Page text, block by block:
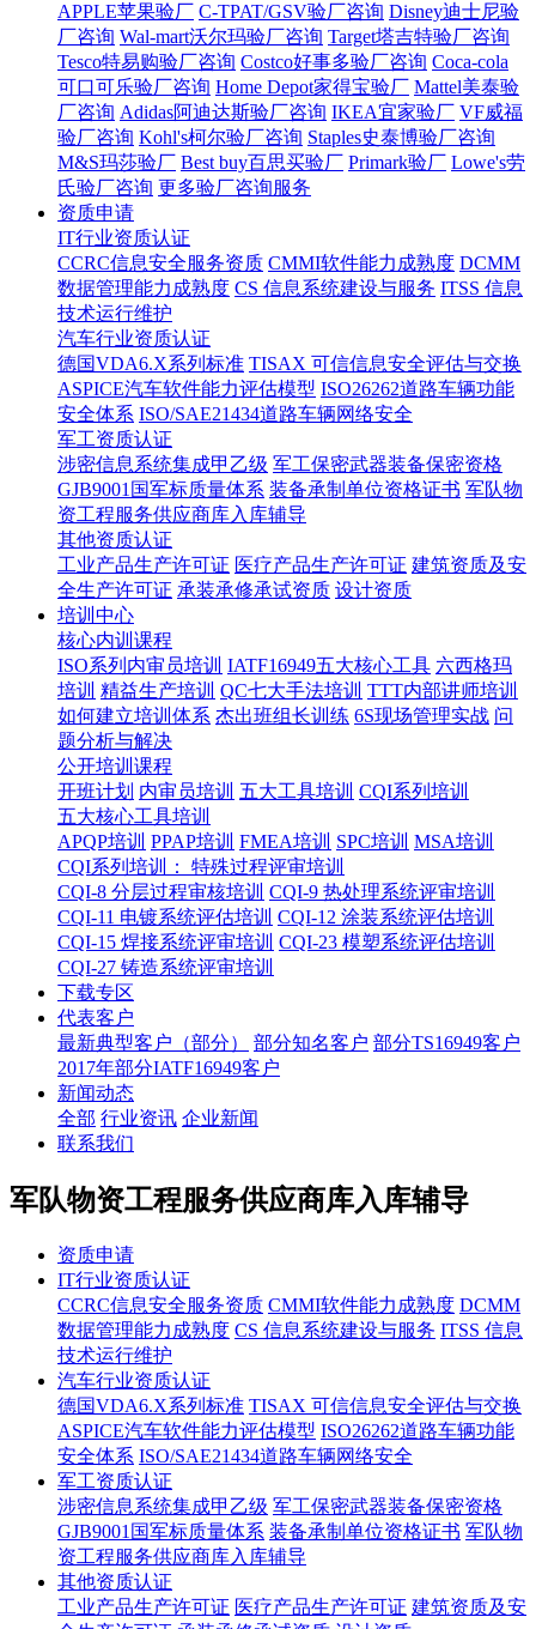
APPLE苹果验厂 C-TPAT/GSV验厂咨询 Disney迪士尼验
厂咨询 Wal-mart沃尔玛验厂咨询 Target塔吉特验厂咨询
Tesco特易购验厂咨询 Costco好事多验厂咨询 Coca-cola
可口可乐验厂咨询 Home Depot家得宝验厂 Mattel美泰验
厂咨询 Adidas阿迪达斯验厂咨询 IKEA宜家验厂 VF威福
验厂咨询 Kohl's柯尔验厂咨询 Staples史泰博验厂咨询
M&S玛莎验厂 Best buy百思买验厂 Primark验厂 Lowe's劳
氏验厂咨询 更多验厂咨询服务
资质申请
IT行业资质认证
CCRC信息安全服务资质 CMMI软件能力成熟度 DCMM
数据管理能力成熟度 CS 信息系统建设与服务 ITSS 信息
技术运行维护
汽车行业资质认证
德国VDA6.X系列标准 TISAX 可信信息安全评估与交换
ASPICE汽车软件能力评估模型 ISO26262道路车辆功能
安全体系 ISO/SAE21434道路车辆网络安全
军工资质认证
涉密信息系统集成甲乙级 军工保密武器装备保密资格
GJB9001国军标质量体系 装备承制单位资格证书 军队物
资工程服务供应商库入库辅导
其他资质认证
工业产品生产许可证 医疗产品生产许可证 建筑资质及安
全生产许可证 承装承修承试资质 设计资质
培训中心
核心内训课程
ISO系列内审员培训 IATF16949五大核心工具 六西格玛
培训 精益生产培训 QC七大手法培训 TTT内部讲师培训
如何建立培训体系 杰出班组长训练 6S现场管理实战 问
题分析与解决
公开培训课程
开班计划 内审员培训 五大工具培训 CQI系列培训
五大核心工具培训
APQP培训 PPAP培训 FMEA培训 SPC培训 MSA培训
CQI系列培训： 特殊过程评审培训
CQI-8 分层过程审核培训 CQI-9 热处理系统评审培训
CQI-11 电镀系统评估培训 CQI-12 涂装系统评估培训
CQI-15 焊接系统评审培训 CQI-23 模塑系统评估培训
CQI-27 铸造系统评审培训
下载专区
代表客户
最新典型客户（部分）
部分知名客户 部分TS16949客户
2017年部分IATF16949客户
新闻动态
全部 行业资讯 企业新闻
联系我们
军队物资工程服务供应商库入库辅导
资质申请
IT行业资质认证
CCRC信息安全服务资质 CMMI软件能力成熟度 DCMM
数据管理能力成熟度 CS 信息系统建设与服务 ITSS 信息
技术运行维护
汽车行业资质认证
德国VDA6.X系列标准 TISAX 可信信息安全评估与交换
ASPICE汽车软件能力评估模型 ISO26262道路车辆功能
安全体系 ISO/SAE21434道路车辆网络安全
军工资质认证
涉密信息系统集成甲乙级 军工保密武器装备保密资格
GJB9001国军标质量体系 装备承制单位资格证书 军队物
资工程服务供应商库入库辅导
其他资质认证
工业产品生产许可证 医疗产品生产许可证 建筑资质及安